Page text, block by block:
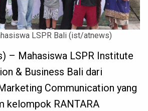
LSPR Bali (ist/atnews)
– Mahasiswa LSPR Institute
& Business Bali dari
Communication yang
kelompok RANTARA